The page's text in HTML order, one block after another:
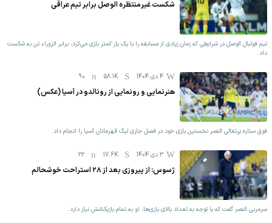
شکست غیرمنتظره الوصل برابر تیم عراقی
تیم فوتبال الوصل در شرایطی که زمان زیادی از مسابقه را با یک یار کمتر بازی می‌کرد، برابر الزوراء تن به شکست
داد.
4 دی 1404 58.1K
90
هنرنمایی و رونمایی از رونالدو در آسیا (عکس)
فوق ستاره پرتغالی النصر نخستین بازی خود در فصل جاری لیگ قهرمانان آسیا را انجام داد.
3 دی 1404 17.6K
22
ژسوس: از پیروزی بعد از ۲۸ استراحت خوشحالم
سرمربی النصر گفت که با توجه به تعداد بالای بازی‌ها، او به تمام بازیکنانش نیاز دارد.